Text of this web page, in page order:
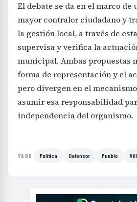
El debate se da en el marco de
mayor contralor ciudadano y
la gestión local, a través de
supervisa y verifica la
municipal. Ambas propuestas
forma de representación y el
pero divergen en el
asumir esa responsabilidad
independencia del organismo.
TAGS Política Defensor Pueblo